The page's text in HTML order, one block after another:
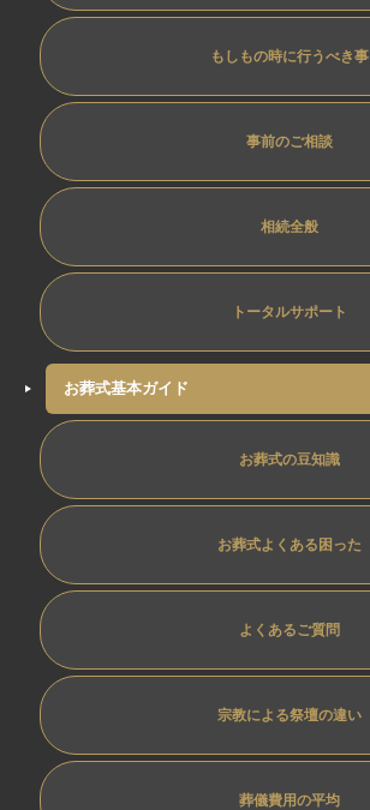
もしもの時に行うべき事
事前のご相談
相続全般
トータルサポート
お葬式基本ガイド
お葬式の豆知識
お葬式よくある困った
よくあるご質問
宗教による祭壇の違い
葬儀費用の平均